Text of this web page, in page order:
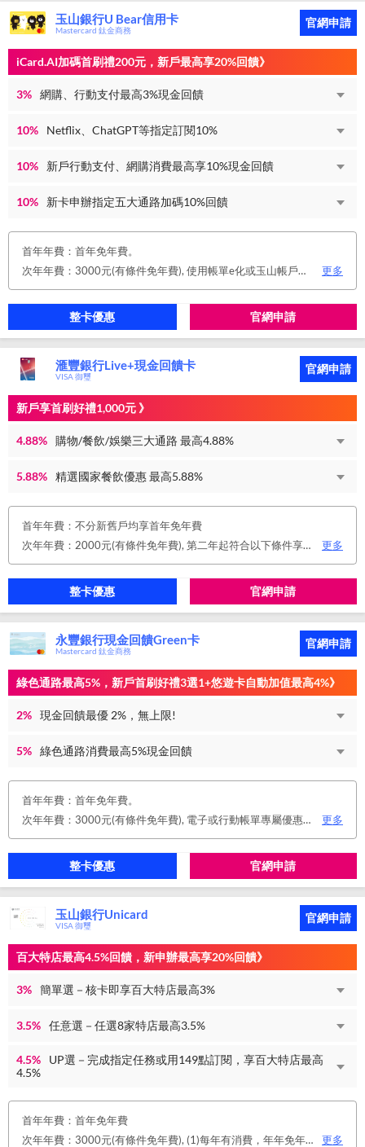
玉山銀行U Bear信用卡
Mastercard 鈦金商務
官網申請
iCard.AI加碼首刷禮200元，新戶最高享20%回饋》
3% 網購、行動支付最高3%現金回饋
10% Netflix、ChatGPT等指定訂閱10%
10% 新戶行動支付、網購消費最高享10%現金回饋
10% 新卡申辦指定五大通路加碼10%回饋
首年年費：首年免年費。
次年年費：3000元(有條件免年費), 使用帳單e化或玉山帳戶自動扣繳信用卡款或任消費一筆享免年費優惠。
更多
整卡優惠 官網申請
滙豐銀行Live+現金回饋卡
VISA 御璽
官網申請
新戶享首刷好禮1,000元 》
4.88% 購物/餐飲/娛樂三大通路 最高4.88%
5.88% 精選國家餐飲優惠 最高5.88%
首年年費：不分新舊戶均享首年免年費
次年年費：2000元(有條件免年費), 第二年起符合以下條件享年費優惠辦法 • 使用非紙本帳單(電子帳單或行動帳單)終身免年費 • 前一年消費滿 8 萬或 12 次享次年免年費
更多
整卡優惠 官網申請
永豐銀行現金回饋Green卡
Mastercard 鈦金商務
官網申請
綠色通路最高5%，新戶首刷好禮3選1+悠遊卡自動加值最高4%》
2% 現金回饋最優 2%，無上限!
5% 綠色通路消費最高5%現金回饋
首年年費：首年免年費。
次年年費：3000元(有條件免年費), 電子或行動帳單專屬優惠： 申請信用卡電子或行動對帳單且取消實體帳單，於電子/行動帳單申請期間，正、附卡皆享免年費之優惠。 年度消費減免辦法： 第2年起，以收取年費當年前12個月累計消費滿NT$150,000或不限金額消費12次，即免收次年年費。 年費：正卡NT$3,000、附卡NT$1,500，附卡6張(含)以內免年費。
更多
整卡優惠 官網申請
玉山銀行Unicard
VISA 御璽
官網申請
百大特店最高4.5%回饋，新申辦最高享20%回饋》
3% 簡單選－核卡即享百大特店最高3%
3.5% 任意選－任選8家特店最高3.5%
4.5%
UP選－完成指定任務或用149點訂閱，享百大特店最高
4.5%
首年年費：首年免年費
次年年費：3000元(有條件免年費), (1)每年有消費，年年免年費。或(2)同時使用玉山帳戶自動扣繳信用卡款及帳單e化期間享免年費優惠。
更多